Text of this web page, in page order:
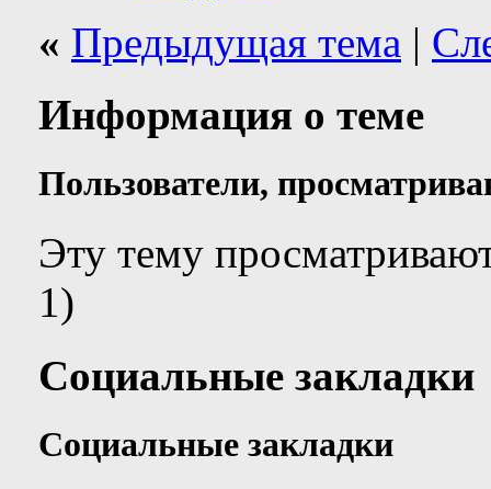
« Предыдущая тема |
Информация о теме
Пользователи,
Эту тему
1)
Социальные закладки
Социальные закладки